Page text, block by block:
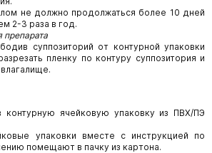
не должно продолжаться более 10 дней
2-3 раза в год.
препарата
суппозиторий от контурной упаковки
пленку по контуру суппозитория и
контурную ячейковую упаковку из ПВХ/ПЭ
упаковки вместе с инструкцией по
помещают в пачку из картона.